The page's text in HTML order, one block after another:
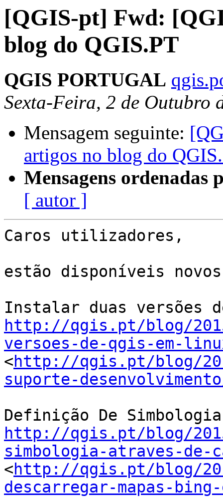
[QGIS-pt] Fwd:
blog do QGIS.PT
QGIS PORTUGAL
Sexta-Feira, 2 de Outubro
Mensagem seguinte:
artigos no blog do
Mensagens ordenadas
[ autor ]
Caros utilizadores,
estão disponíveis
http://qgis.pt/blog/
versoes-de-qgis-em-
<http://qgis.pt/blog/
suporte-
http://qgis.pt/blog/
simbologia-atraves-de-
<http://qgis.pt/blog/
descarregar-mapas-